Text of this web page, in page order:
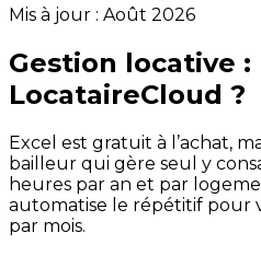
Mis à jour : Août 2026
Gestion locative :
LocataireCloud ?
Excel est gratuit à l’achat,
bailleur qui gère seul y
heures par an et par
automatise le répétitif pour
par mois.